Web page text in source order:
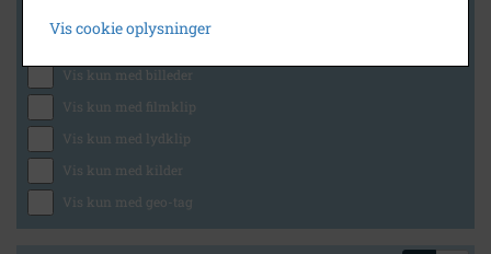
Generelt
Vis kun med billeder
Vis kun med filmklip
Vis kun med lydklip
Vis kun med kilder
Vis kun med geo-tag
Vis cookie oplysninger